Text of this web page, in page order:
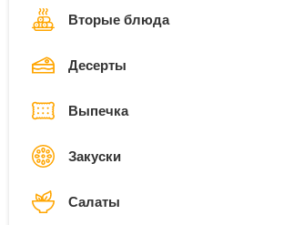
Вторые блюда
Десерты
Выпечка
Закуски
Салаты